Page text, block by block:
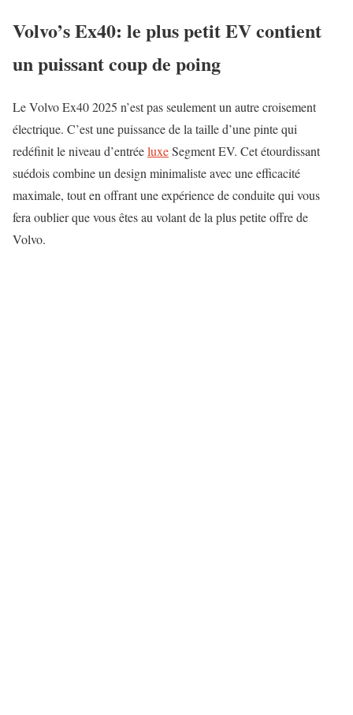
Volvo’s Ex40: le plus petit EV contient
un puissant coup de poing
Le Volvo Ex40 2025 n’est pas seulement un autre croisement
électrique. C’est une puissance de la taille d’une pinte qui
redéfinit le niveau d’entréeluxeSegment EV. Cet étourdissant
suédois combine un design minimaliste avec une efficacité
maximale, tout en offrant une expérience de conduite qui vous
fera oublier que vous êtes au volant de la plus petite offre de
Volvo.